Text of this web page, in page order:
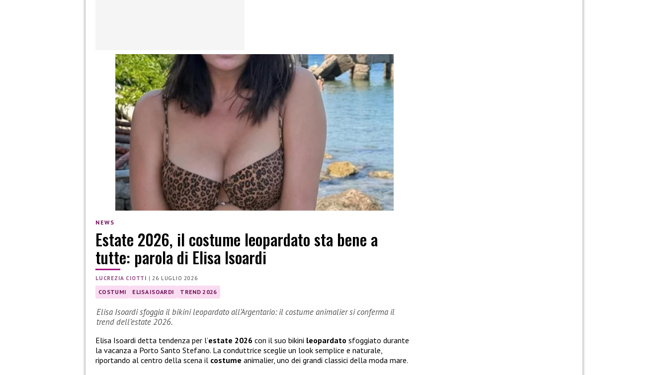
NEWS
Estate 2026, il costume leopardato sta bene a
tutte: parola di Elisa Isoardi
LUCREZIA CIOTTI |26 LUGLIO 2026
COSTUMI ELISA ISOARDI TREND 2026
Elisa Isoardi sfoggia il bikini leopardato all’Argentario: il costume animalier si conferma il
trend dell’estate 2026.
Elisa Isoardi detta tendenza per l’estate 2026 con il suo bikini leopardato sfoggiato durante
la vacanza a Porto Santo Stefano. La conduttrice sceglie un look semplice e naturale,
riportando al centro della scena il costume animalier, uno dei grandi classici della moda mare.